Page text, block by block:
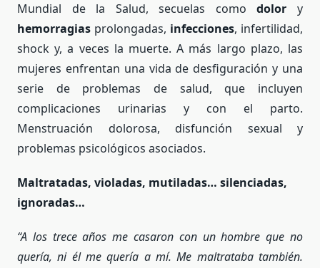
Mundial de la Salud, secuelas comodolor y
hemorragias prolongadas, infecciones, infertilidad,
shock y, a veces la muerte. A más largo plazo, las
mujeres enfrentan una vida de desfiguración y una
serie de problemas de salud, que incluyen
complicaciones urinarias y con el parto.
Menstruación dolorosa, disfunción sexual y
problemas psicológicos asociados.
Maltratadas, violadas, mutiladas… silenciadas,
ignoradas…
“A los trece años me casaron con un hombre que no
quería, ni él me quería a mí. Me maltrataba también.